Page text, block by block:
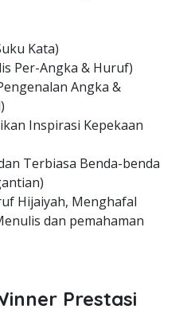
Kata)
Per-Angka & Huruf)
Angka &
Inspirasi Kepekaan
Terbiasa Benda-benda
Hijaiyah, Menghafal
dan pemahaman
Prestasi